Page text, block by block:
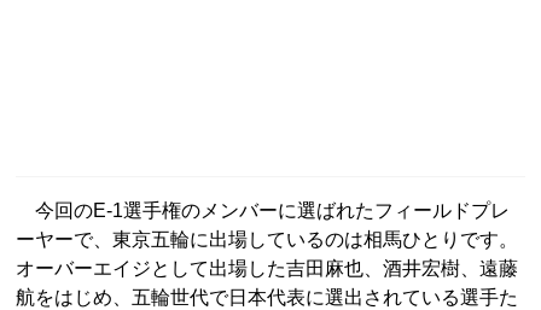
今回のE-1選手権のメンバーに選ばれたフィールドプレ
ーヤーで、東京五輪に出場しているのは相馬ひとりです。
オーバーエイジとして出場した吉田麻也、酒井宏樹、遠藤
航をはじめ、五輪世代で日本代表に選出されている選手た